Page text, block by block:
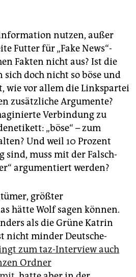
nutzen, außer
Futter für „Fake News“-
Fakten nicht aus? Ist die
sich doch nicht so böse und
wie vor allem die Linkspartei
zusätzliche Argumente?
Verbindung zu
„böse“ – zum
Und weil 10 Prozent
sind, muss mit der Falsch-
argumentiert werden?
größter
hätte Wolf sagen können.
als die Grüne Katrin
nicht minder Deutsche-
zum taz-Interview auch
Ordner